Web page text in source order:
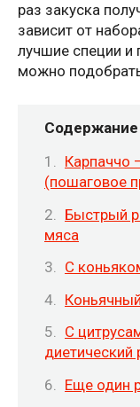
раз закуска
зависит от
лучшие специи и
можно
Содержание
Карпаччо
(пошаговое
Быстрый
мяса
С
С
диетический
Еще один